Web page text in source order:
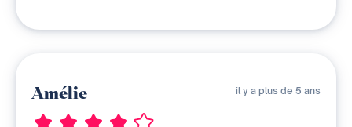
Amélie il y a plus de 5 ans